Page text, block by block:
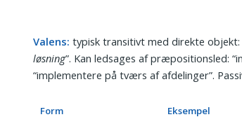
Valens: typisk transitivt med direkte
løsning”. Kan ledsages af præpositionsled:
“implementere på tværs af afdelinger”.
Form Eksempel